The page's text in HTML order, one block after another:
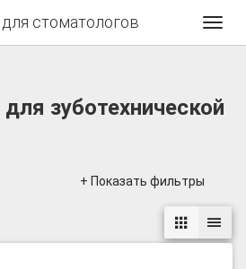
стоматологов
зуботехнической
+ Показать фильтры